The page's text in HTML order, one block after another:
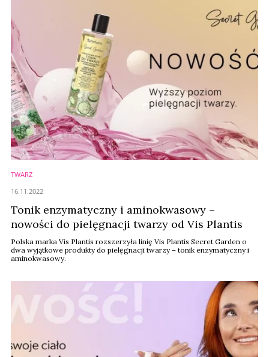
TWARZ
Tonik enzymatyczny i aminokwasowy –
nowości do pielęgnacji twarzy od Vis Plantis
Polska marka Vis Plantis rozszerzyła linię Vis Plantis Secret Garden o
dwa wyjątkowe produkty do pielęgnacji twarzy – tonik enzymatyczny i
aminokwasowy.
16.11.2022